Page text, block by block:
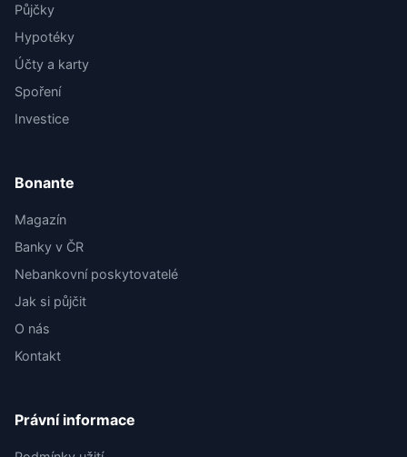
Půjčky
Hypotéky
Účty a karty
Spoření
Investice
Bonante
Magazín
Banky v ČR
Nebankovní poskytovatelé
Jak si půjčit
O nás
Kontakt
Právní informace